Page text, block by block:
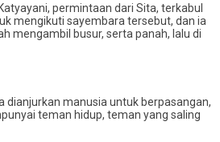
permintaan dari Sita, terkabul
mengikuti sayembara tersebut, dan ia
mengambil busur, serta panah, lalu di
dianjurkan manusia untuk berpasangan,
teman hidup, teman yang saling